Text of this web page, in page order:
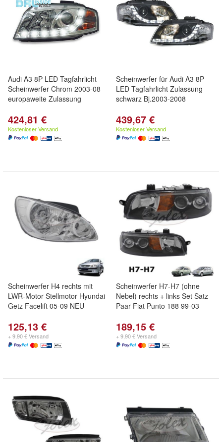
Audi A3 8P LED Tagfahrlicht
Scheinwerfer Chrom 2003-08
europaweite Zulassung
424,81 €
Kostenloser Versand
Scheinwerfer für Audi A3 8P
LED Tagfahrlicht Zulassung
schwarz Bj.2003-2008
439,67 €
Kostenloser Versand
Scheinwerfer H4 rechts mit
LWR-Motor Stellmotor Hyundai
Getz Facelift 05-09 NEU
125,13 €
+ 9,90 € Versand
Scheinwerfer H7-H7 (ohne
Nebel) rechts + links Set Satz
Paar Fiat Punto 188 99-03
189,15 €
+ 9,90 € Versand